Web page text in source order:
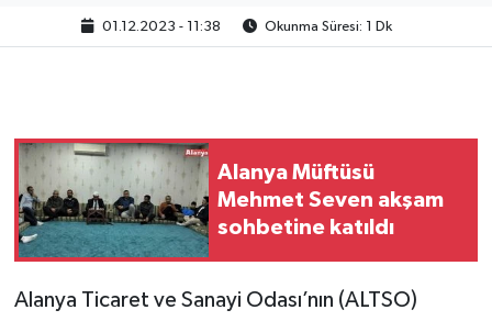
01.12.2023 - 11:38 Okunma Süresi: 1 Dk
Alanya Müftüsü
Mehmet Seven akşam
sohbetine katıldı
Alanya Ticaret ve Sanayi Odası’nın (ALTSO)